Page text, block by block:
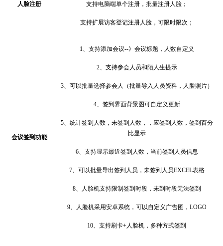
人脸注册 支持电脑端单个注册，批量注册人脸；
支持扩展访客登记注册人脸，可限时限次；
会议签到功能
1、 支持添加会议--》会议标题，人数自定义
2、 支持参会人员和陌人生提示
3、 可以批量选择参会人（批量导入人员资料，人脸照片）
4、 签到界面背景图可自定义更新
5、 统计签到人数，未签到人数，，应签到人数，签到百分
比显示
6、 支持显示最近签到人数，当前签到人员信息
7、 可以批量导出签到人员，未签到人员EXCEL表格
8、 人脸机支持限制签到时段，未到时段无法签到
9、 人脸机采用安卓系统，可以自定义广告图， LOGO
10、 支持刷卡+人脸机，多种方式签到